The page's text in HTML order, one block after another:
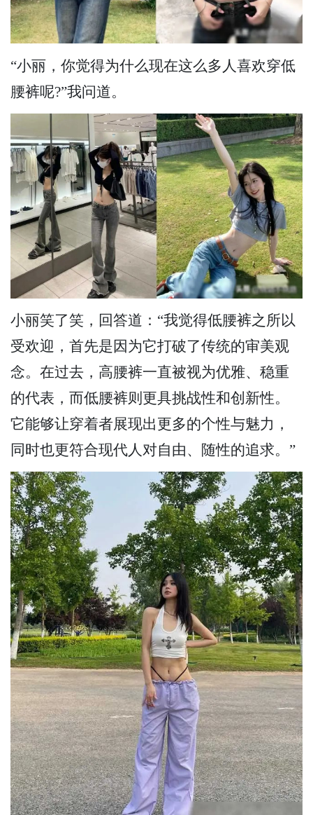
“小丽，你觉得为什么现在这么多人喜欢穿低
腰裤呢?”我问道。
小丽笑了笑，回答道：“我觉得低腰裤之所以
受欢迎，首先是因为它打破了传统的审美观
念。在过去，高腰裤一直被视为优雅、稳重
的代表，而低腰裤则更具挑战性和创新性。
它能够让穿着者展现出更多的个性与魅力，
同时也更符合现代人对自由、随性的追求。”